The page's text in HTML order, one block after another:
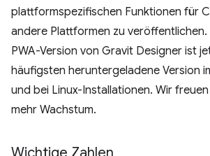
plattformspezifischen Funktionen für
andere Plattformen zu
PWA-Version von Gravit Designer ist
häufigsten heruntergeladene Version
und bei Linux-Installationen. Wir
mehr Wachstum.